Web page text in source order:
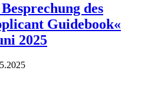
des
Guidebook«
2025